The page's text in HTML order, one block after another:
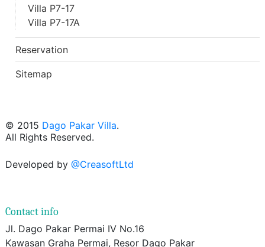
Villa P7-17
Villa P7-17A
Reservation
Sitemap
© 2015 Dago Pakar Villa.
All Rights Reserved.
Developed by @CreasoftLtd
Contact info
Jl. Dago Pakar Permai IV No.16
Kawasan Graha Permai, Resor Dago Pakar